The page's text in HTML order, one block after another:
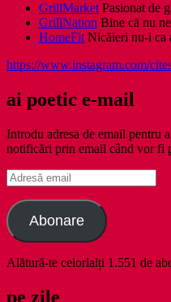
GrillMarketPasionat de
GrillNation Bine că nu
HomeFitNicăieri nu-i ca
https://www.instagram.com/
ai poetic e-mail
Introdu adresa de email pentru
notificări prin email când vor fi
Adresă
email
Abonare
Alătură-te celorlalți 1.551 de
pe zile